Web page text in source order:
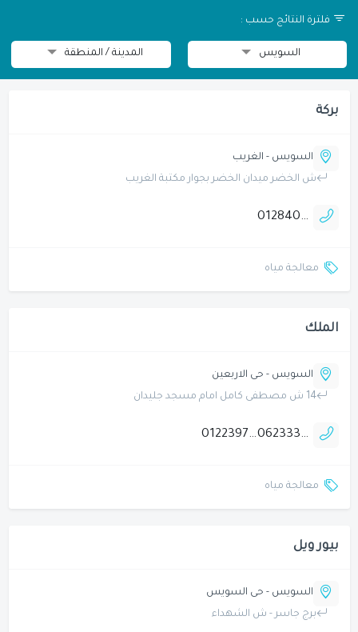
فلترة النتائج حسب :
السويس المدينة / المنطقة
بركة
السويس - الغريب
ش الخضر ميدان الخضر بجوار مكتبة الغريب
01284049013
معالجة مياه
الملك
السويس - حى الاربعين
14 ش مصطفى كامل امام مسجد جليدان
0623332970
01223973858
معالجة مياه
بيور ويل
السويس - حى السويس
برج جاسر - ش الشهداء